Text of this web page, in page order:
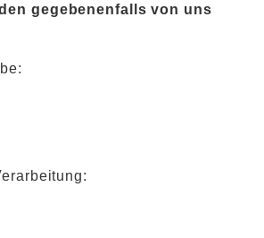
gegebenenfalls von uns